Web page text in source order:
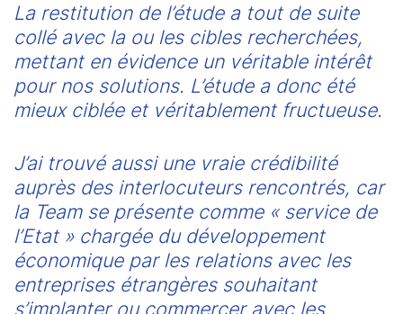
La restitution de l’étude a tout de suite
collé avec la ou les cibles recherchées,
mettant en évidence un véritable intérêt
pour nos solutions. L’étude a donc été
mieux ciblée et véritablement fructueuse.
J’ai trouvé aussi une vraie crédibilité
auprès des interlocuteurs rencontrés, car
la Team se présente comme « service de
l’Etat » chargée du développement
économique par les relations avec les
entreprises étrangères souhaitant
s’implanter ou commercer avec les